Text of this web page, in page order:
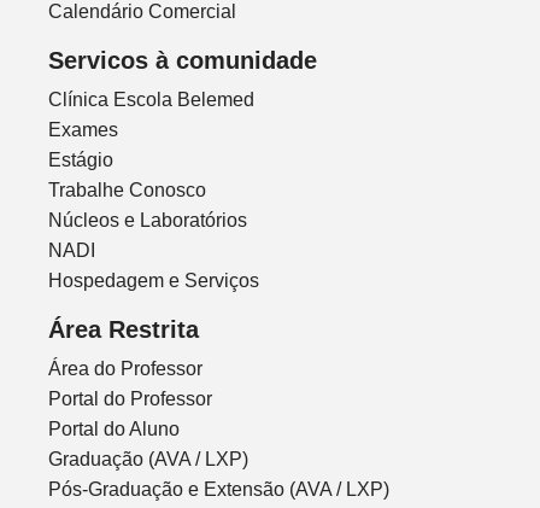
Calendário Comercial
Servicos à comunidade
Clínica Escola Belemed
Exames
Estágio
Trabalhe Conosco
Núcleos e Laboratórios
NADI
Hospedagem e Serviços
Área Restrita
Área do Professor
Portal do Professor
Portal do Aluno
Graduação (AVA / LXP)
Pós-Graduação e Extensão (AVA / LXP)